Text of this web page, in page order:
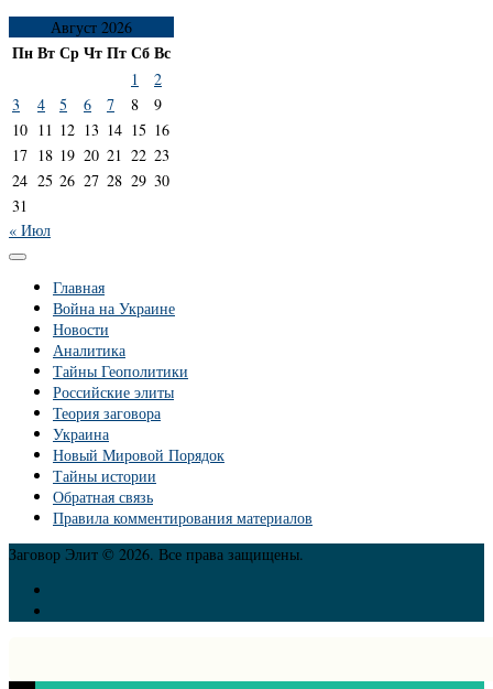
Август 2026
ПнВтСрЧтПтСбВс
1
2
3
4 5 6 7 8
9
10 11 12 13 14 15 16
17 18 19 20 21 22 23
24 25 26 27 28 29 30
31
« Июл
Главная
Война на Украине
Новости
Аналитика
Тайны Геополитики
Российские элиты
Теория заговора
Украина
Новый Мировой Порядок
Тайны истории
Обратная связь
Правила комментирования материалов
Заговор Элит © 2026. Все права защищены.